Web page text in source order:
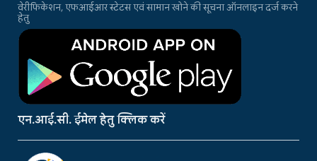
वेरीफिकेशन, एफआईआर स्टेटस एवं सामान खोने की सूचना ऑनलाइन दर्ज करने
हेतु
एन.आई.सी. ईमेल हेतु क्लिक करें